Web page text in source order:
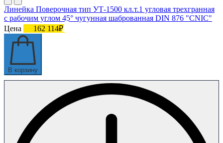
Линейка Поверочная тип УТ-1500 кл.т.1 угловая трехгранная
с рабочим углом 45° чугунная шаброванная DIN 876 "CNIC"
Цена
162 114₽
В корзину